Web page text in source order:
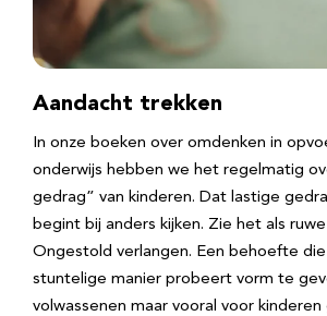
Aandacht trekken
In onze boeken over omdenken in
onderwijs hebben we het regelmatig
gedrag” van kinderen. Dat lastige
begint bij anders kijken. Zie het als
Ongestold verlangen. Een behoefte
stuntelige manier probeert vorm te
volwassenen maar vooral voor